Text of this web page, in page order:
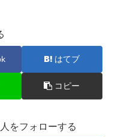
はてブ
コピー
をフォローする